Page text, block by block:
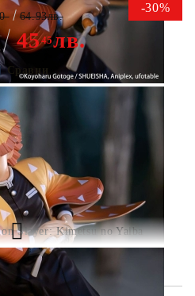
-30%
4545лв.
64.93лв.
Slayer: Kimetsu no Yaiba
Сравни